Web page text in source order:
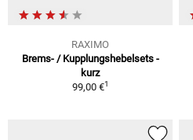
RAXIMO
Brems- / Kupplungshebelsets -
kurz
99,00 €1